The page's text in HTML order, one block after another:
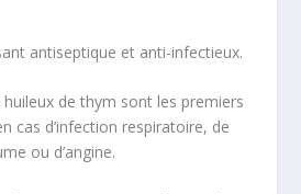
antiseptique et anti-infectieux.
de thym sont les premiers
cas d’infection respiratoire, de
ou d’angine.